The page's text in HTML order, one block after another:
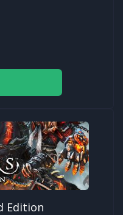
Edition